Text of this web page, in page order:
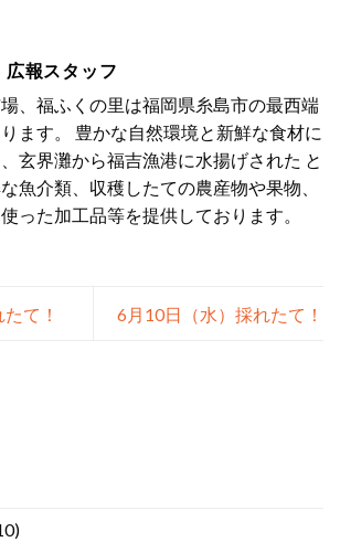
報スタッフ
、福ふくの里は福岡県糸島市の最西端
ます。 豊かな自然環境と新鮮な食材に
玄界灘から福吉漁港に水揚げされた と
魚介類、収穫したての農産物や果物、
った加工品等を提供しております。
て！ 6月10日（水）採れたて！